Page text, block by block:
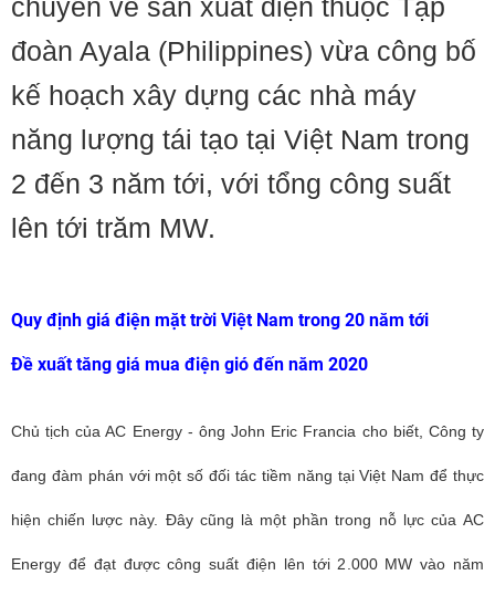
chuyên về sản xuất điện thuộc Tập
đoàn Ayala (Philippines) vừa công bố
kế hoạch xây dựng các nhà máy
năng lượng tái tạo tại Việt Nam trong
2 đến 3 năm tới, với tổng công suất
lên tới trăm MW.
Quy định giá điện mặt trời Việt Nam trong 20 năm tới
Đề xuất tăng giá mua điện gió đến năm 2020
Chủ tịch của AC Energy - ông John Eric Francia cho biết, Công ty
đang đàm phán với một số đối tác tiềm năng tại Việt Nam để thực
hiện chiến lược này. Đây cũng là một phần trong nỗ lực của AC
Energy để đạt được công suất điện lên tới 2.000 MW vào năm